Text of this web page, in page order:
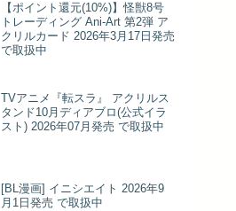
【ポイント還元(10%)】怪獣8号
トレーディング Ani-Art 第2弾 ア
クリルカード 2026年3月17日発売
で取扱中
TVアニメ『転スラ』 アクリルス
タンド10月ディアブロ(公式イラ
スト) 2026年07月発売 で取扱中
[BL漫画] イニシエイト 2026年9
月1日発売 で取扱中